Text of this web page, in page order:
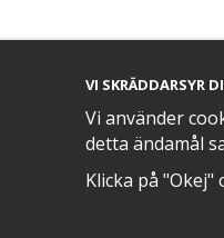
VI SKRÄDDARSYR
Vi använder
detta ändamål
Klicka på